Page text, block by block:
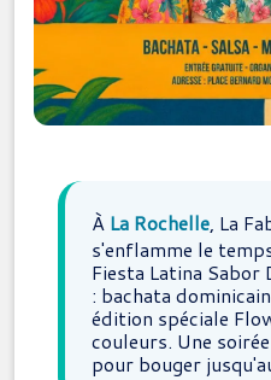
À La Rochelle, La
s'enflamme le
Fiesta Latina Sabor
: bachata
édition spéciale
couleurs. Une
pour bouger